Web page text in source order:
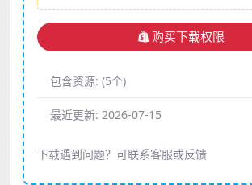
购买下载权限
包含资源: (5个)
最近更新: 2026-07-15
下载遇到问题？可联系客服或反馈